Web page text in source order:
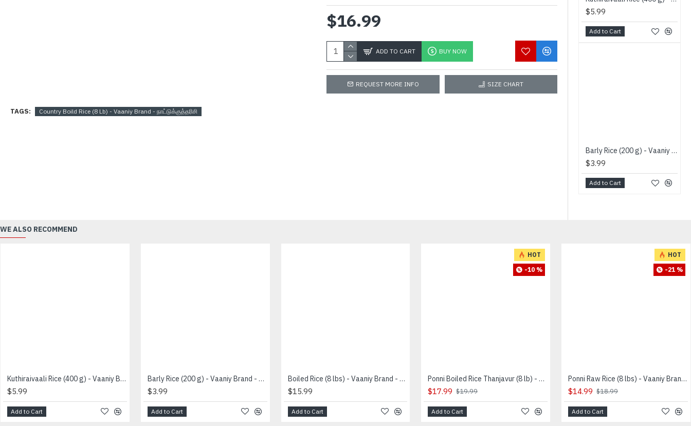
$16.99
ADD TO CART BUY NOW
REQUEST MORE INFO SIZE CHART
TAGS: Country Boild Rice (8 Lb) - Vaaniy Brand - நாட்டுக்குத்தரிசி
$5.99
Add to Cart
Barly Rice (200 g) - Vaaniy Brand - பார்லி அரிசி
$3.99
Add to Cart
WE ALSO RECOMMEND
Kuthiraivaali Rice (400 g) - Vaaniy Brand - குதிரை வாலி அரிசி
$5.99
Add to Cart
Barly Rice (200 g) - Vaaniy Brand - பார்லி அரிசி
$3.99
Add to Cart
Boiled Rice (8 lbs) - Vaaniy Brand - குத்தரிசி
$15.99
Add to Cart
HOT
-10 %
Ponni Boiled Rice Thanjavur (8 lb) - Vaaniy Brand- தஞ்சாவூர் பொன்னி புழுங்கல் அரிசி
$17.99 $19.99
Add to Cart
HOT
-21 %
Ponni Raw Rice (8 lbs) - Vaaniy Brand - பொன்னி பச்சை அரிசி
$14.99 $18.99
Add to Cart